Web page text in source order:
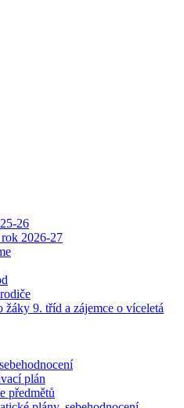
26
2026-27
žáky 9. tříd a zájemce o víceletá
plán
předmětů